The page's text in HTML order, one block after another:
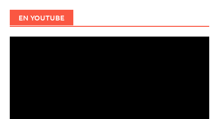
EN YOUTUBE